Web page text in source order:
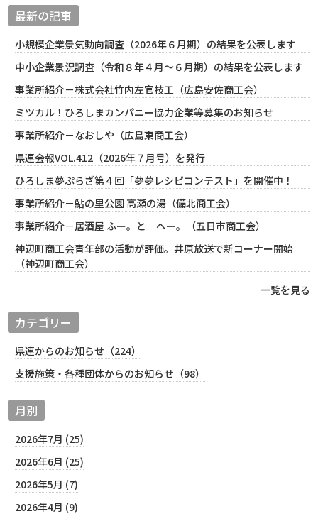
最新の記事
小規模企業景気動向調査（2026年６月期）の結果を公表します
中小企業景況調査（令和８年４月～６月期）の結果を公表します
事業所紹介－株式会社竹内左官技工（広島安佐商工会）
ミツカル！ひろしまカンパニー協力企業等募集のお知らせ
事業所紹介－なおしや（広島東商工会）
県連会報VOL.412（2026年７月号）を発行
ひろしま夢ぷらざ第４回「夢夢レシピコンテスト」を開催中！
事業所紹介－鮎の里公園 高瀬の湯（備北商工会）
事業所紹介－居酒屋 ふー。と へー。（五日市商工会）
神辺町商工会青年部の活動が評価。井原放送で新コーナー開始
（神辺町商工会）
一覧を見る
カテゴリー
県連からのお知らせ（224）
支援施策・各種団体からのお知らせ（98）
月別
2026年7月 (25)
2026年6月 (25)
2026年5月 (7)
2026年4月 (9)